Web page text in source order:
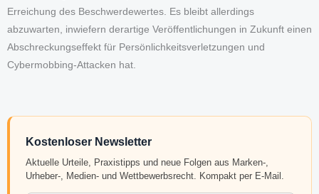
Erreichung des Beschwerdewertes. Es bleibt allerdings
abzuwarten, inwiefern derartige Veröffentlichungen in Zukunft einen
Abschreckungseffekt für Persönlichkeitsverletzungen und
Cybermobbing-Attacken hat.
Kostenloser Newsletter
Aktuelle Urteile, Praxistipps und neue Folgen aus Marken-,
Urheber-, Medien- und Wettbewerbsrecht. Kompakt per E-Mail.